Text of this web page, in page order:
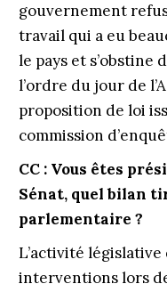
gouvernement
travail qui a eu
le pays et s’obstine
l’ordre du jour de
proposition de loi
commission
CC : Vous êtes
Sénat, quel bilan
parlementaire ?
L’activité
interventions lors